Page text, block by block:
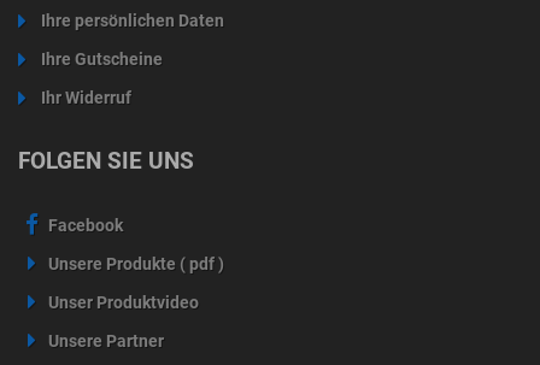
Ihre persönlichen Daten
Ihre Gutscheine
Ihr Widerruf
FOLGEN SIE UNS
Facebook
Unsere Produkte ( pdf )
Unser Produktvideo
Unsere Partner